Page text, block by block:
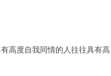
高度自我同情的人往往具有高